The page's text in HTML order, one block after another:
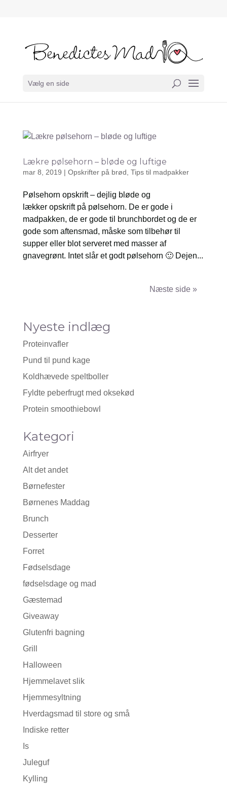
Vælg en side
Lækre pølsehorn – bløde og luftige
mar 8, 2019 | Opskrifter på brød Tips til madpakker
Pølsehorn opskrift – dejlig bløde og
lækker opskrift på pølsehorn. De er gode i
madpakken, de er gode til brunchbordet og de er
gode som aftensmad, måske som tilbehør til
supper eller blot serveret med masser af
gnavegrønt. Intet slår et godt pølsehorn 🙂 Dejen...
Næste poster »
Nyeste indlæg
Proteinvafler
Pund til pund kage
Koldhævede speltboller
Fyldte peberfrugt med oksekød
Protein smoothiebowl
Kategori
Airfryer
Alt det andet
Børnefester
Børnenes Maddag
Brunch
Desserter
Forret
Fødselsdage
fødselsdage og mad
Gæstemad
Giveaway
Glutenfri bagning
Grill
Halloween
Hjemmelavet slik
Hjemmesyltning
Hverdagsmad til store og små
Indiske retter
Is
Juleguf
Kylling